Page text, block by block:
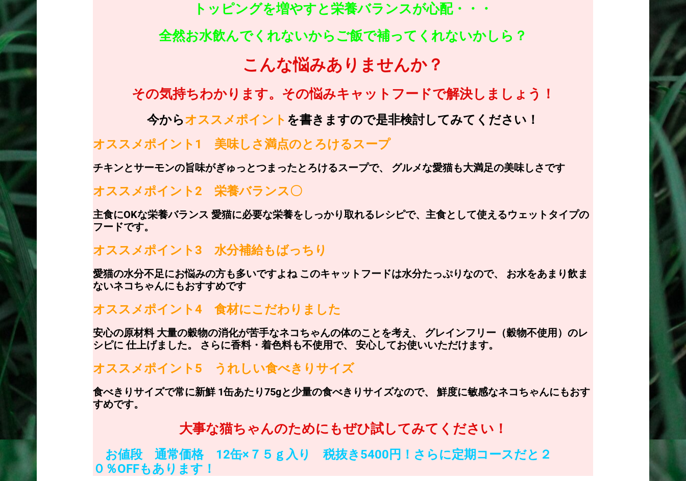
トッピングを増やすと栄養バランスが心配・・・
全然お水飲んでくれないからご飯で補ってくれないかしら？
こんな悩みありませんか？
その気持ちわかります。その悩みキャットフードで解決しましょう！
今からオススメポイント を書きますので是非検討してみてください！
オススメポイント1 美味しさ満点のとろけるスープ
チキンとサーモンの旨味がぎゅっとつまったとろけるスープで、 グルメな愛猫も大満足の美味しさです
オススメポイント2 栄養バランス〇
主食にOKな栄養バランス 愛猫に必要な栄養をしっかり取れるレシピで、主食として使えるウェットタイプの
フードです。
オススメポイント3 水分補給もばっちり
愛猫の水分不足にお悩みの方も多いですよね このキャットフードは水分たっぷりなので、 お水をあまり飲ま
ないネコちゃんにもおすすめです
オススメポイント4 食材にこだわりました
安心の原材料 大量の穀物の消化が苦手なネコちゃんの体のことを考え、 グレインフリー（穀物不使用）のレ
シピに 仕上げました。 さらに香料・着色料も不使用で、 安心してお使いいただけます。
オススメポイント5 うれしい食べきりサイズ
食べきりサイズで常に新鮮 1缶あたり75gと少量の食べきりサイズなので、 鮮度に敏感なネコちゃんにもおす
すめです。
大事な猫ちゃんのためにもぜひ試してみてください！
お値段 通常価格 12缶×７５ｇ入り 税抜き5400円！さらに定期コースだと２
０％OFFもあります！